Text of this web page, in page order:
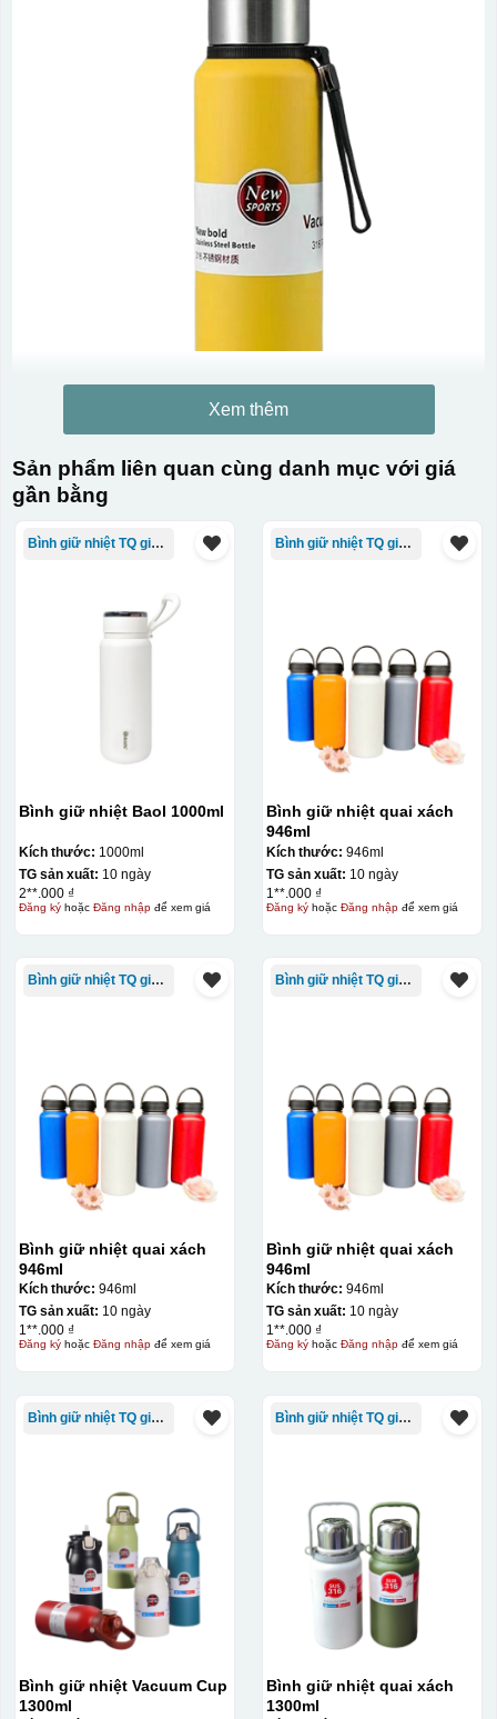
Xem thêm
Sản phẩm liên quan cùng danh mục với giá
gần bằng
Bình giữ nhiệt TQ giá rẻ
Bình giữ nhiệt Baol 1000ml
Kích thước: 1000ml
TG sản xuất: 10 ngày
2**.000 ₫
Đăng kýhoặc Đăng nhậpđể xem giá
Bình giữ nhiệt TQ giá rẻ
Bình giữ nhiệt quai xách
946ml
Kích thước: 946ml
TG sản xuất: 10 ngày
1**.000 ₫
Đăng kýhoặc Đăng nhậpđể xem giá
Bình giữ nhiệt TQ giá rẻ
Bình giữ nhiệt quai xách
946ml
Kích thước: 946ml
TG sản xuất: 10 ngày
1**.000 ₫
Đăng kýhoặc Đăng nhậpđể xem giá
Bình giữ nhiệt TQ giá rẻ
Bình giữ nhiệt quai xách
946ml
Kích thước: 946ml
TG sản xuất: 10 ngày
1**.000 ₫
Đăng kýhoặc Đăng nhậpđể xem giá
Bình giữ nhiệt TQ giá rẻ
Bình giữ nhiệt Vacuum Cup
1300ml
Bình giữ nhiệt TQ giá rẻ
Bình giữ nhiệt quai xách
1300ml